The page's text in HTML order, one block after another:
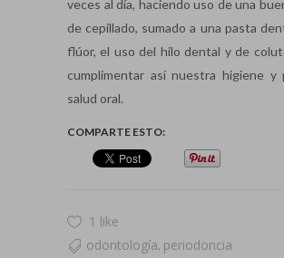
veces al día, haciendo uso de una
de cepillado, sumado a una pasta
flúor, el uso del hilo dental y de
cumplimentar así nuestra higiene
salud oral.
COMPARTE ESTO:
1 like
odontología, periodoncia